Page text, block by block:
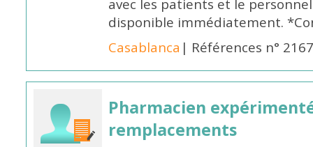
avec les patients et le
disponible immédiatement.
Casablanca | Références n°
Pharmacien
remplacements